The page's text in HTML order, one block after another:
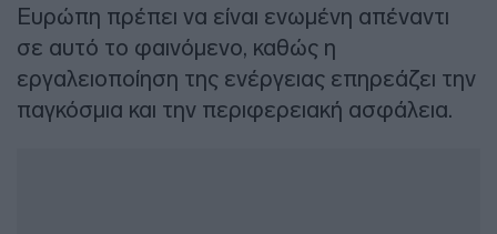
Ευρώπη πρέπει να είναι ενωμένη απέναντι
σε αυτό το φαινόμενο, καθώς η
εργαλειοποίηση της ενέργειας επηρεάζει την
παγκόσμια και την περιφερειακή ασφάλεια.